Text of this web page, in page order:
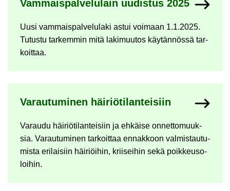
Vam­mais­pal­ve­lu­lain uu­dis­tus 2025
Uusi vam­mais­pal­ve­lu­la­ki astui voi­maan 1.1.2025.
Tu­tus­tu tar­kem­min mitä la­ki­muu­tos käy­tän­nös­sä tar­
koit­taa.
Va­rau­tu­mi­nen häi­riö­ti­lan­tei­siin
Va­rau­du häi­riö­ti­lan­tei­siin ja eh­käi­se on­net­to­muuk­
sia. Va­rau­tu­mi­nen tar­koit­taa en­nak­koon val­mis­tau­tu­
mis­ta eri­lai­siin häi­riöi­hin, krii­sei­hin sekä poik­keus­o­
loi­hin.